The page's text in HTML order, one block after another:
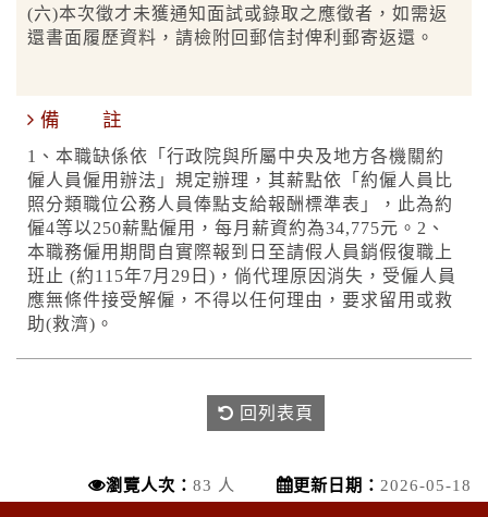
(六)本次徵才未獲通知面試或錄取之應徵者，如需返
還書面履歷資料，請檢附回郵信封俾利郵寄返還。
備 註
1、本職缺係依「行政院與所屬中央及地方各機關約
僱人員僱用辦法」規定辦理，其薪點依「約僱人員比
照分類職位公務人員俸點支給報酬標準表」，此為約
僱4等以250薪點僱用，每月薪資約為34,775元。2、
本職務僱用期間自實際報到日至請假人員銷假復職上
班止 (約115年7月29日)，倘代理原因消失，受僱人員
應無條件接受解僱，不得以任何理由，要求留用或救
助(救濟)。
回列表頁
瀏覽人次： 83 人 更新日期： 2026-05-18